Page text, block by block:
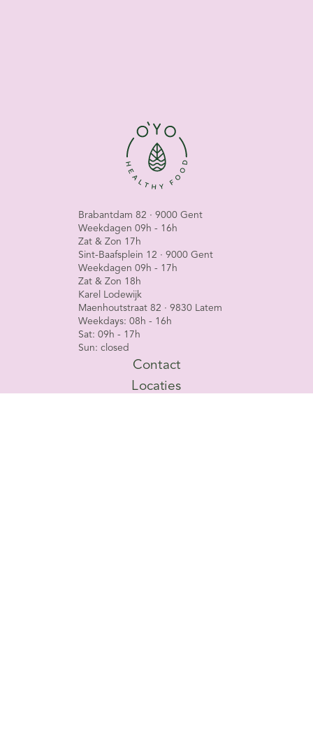
Brabantdam 82 · 9000 Gent
Weekdagen 09h - 16h
Zat & Zon 17h
Sint-Baafsplein 12 · 9000 Gent
Weekdagen 09h - 17h
Zat & Zon 18h
Karel Lodewijk
Maenhoutstraat 82 · 9830 Latem
Weekdays: 08h - 16h
Sat: 09h - 17h
Sun: closed
Contact
Locaties